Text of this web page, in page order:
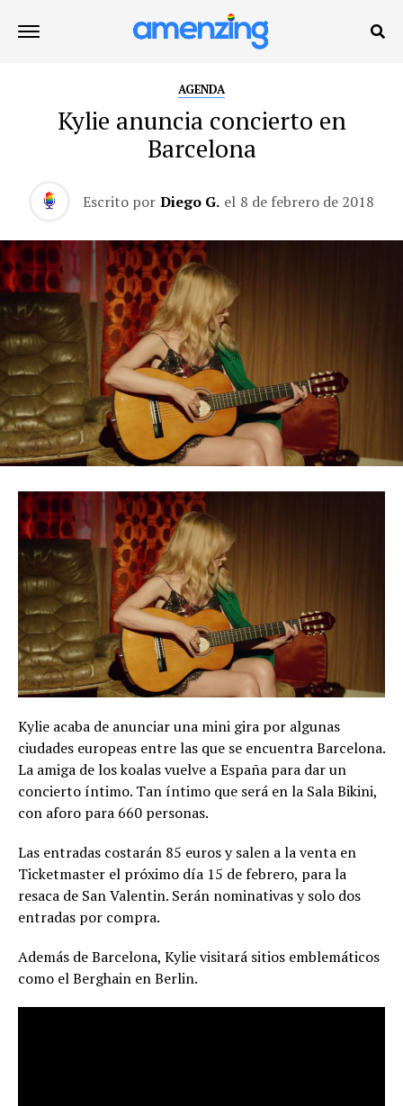
AGENDA
Kylie anuncia concierto en
Barcelona
Escrito por Diego G. el 8 de febrero de 2018
Kylie acaba de anunciar una mini gira por algunas
ciudades europeas entre las que se encuentra Barcelona.
La amiga de los koalas vuelve a España para dar un
concierto íntimo. Tan íntimo que será en la Sala Bikini,
con aforo para 660 personas.
Las entradas costarán 85 euros y salen a la venta en
Ticketmaster el próximo día 15 de febrero, para la
resaca de San Valentin. Serán nominativas y solo dos
entradas por compra.
Además de Barcelona, Kylie visitará sitios emblemáticos
como el Berghain en Berlin.